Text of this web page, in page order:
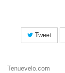
Tweet
Tenuevelo.com